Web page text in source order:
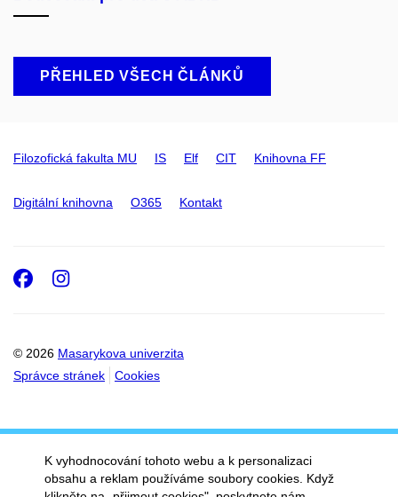
PŘEHLED VŠECH ČLÁNKŮ
Filozofická fakulta MU IS Elf CIT Knihovna FF
Digitální knihovna O365 Kontakt
© 2026 Masarykova univerzita
Správce stránek
Cookies
Facebook
Instagram
K vyhodnocování tohoto webu a k personalizaci
obsahu a reklam používáme soubory cookies. Když